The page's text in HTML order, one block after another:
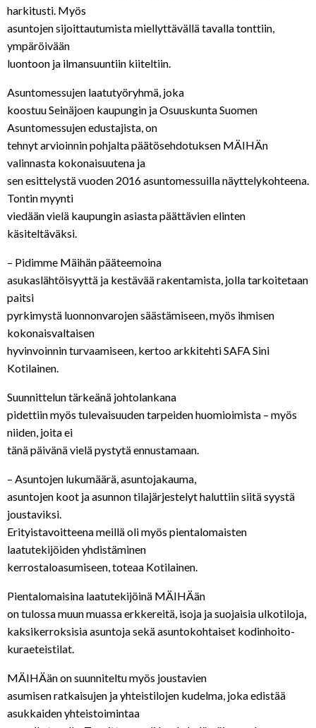
harkitusti. Myös
asuntojen sijoittautumista miellyttävällä tavalla tonttiin,
ympäröivään
luontoon ja ilmansuuntiin kiiteltiin.
Asuntomessujen laatutyöryhmä, joka
koostuu Seinäjoen kaupungin ja Osuuskunta Suomen
Asuntomessujen edustajista, on
tehnyt arvioinnin pohjalta päätösehdotuksen MÄIHÄn
valinnasta kokonaisuutena ja
sen esittelystä vuoden 2016 asuntomessuilla näyttelykohteena.
Tontin myynti
viedään vielä kaupungin asiasta päättävien elinten
käsiteltäväksi.
– Pidimme Mäihän pääteemoina
asukaslähtöisyyttä ja kestävää rakentamista, jolla tarkoitetaan
paitsi
pyrkimystä luonnonvarojen säästämiseen, myös ihmisen
kokonaisvaltaisen
hyvinvoinnin turvaamiseen, kertoo arkkitehti SAFA Sini
Kotilainen.
Suunnittelun tärkeänä johtolankana
pidettiin myös tulevaisuuden tarpeiden huomioimista – myös
niiden, joita ei
tänä päivänä vielä pystytä ennustamaan.
– Asuntojen lukumäärä, asuntojakauma,
asuntojen koot ja asunnon tilajärjestelyt haluttiin siitä syystä
joustaviksi.
Erityistavoitteena meillä oli myös pientalomaisten
laatutekijöiden yhdistäminen
kerrostaloasumiseen, toteaa Kotilainen.
Pientalomaisina laatutekijöinä MÄIHÄän
on tulossa muun muassa erkkereitä, isoja ja suojaisia ulkotiloja,
kaksikerroksisia asuntoja sekä asuntokohtaiset kodinhoito-
kuraeteistilat.
MÄIHÄän on suunniteltu myös joustavien
asumisen ratkaisujen ja yhteistilojen kudelma, joka edistää
asukkaiden yhteistoimintaa